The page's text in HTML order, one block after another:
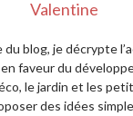
Valentine
blog, je décrypte
faveur du
le jardin et les
des idées